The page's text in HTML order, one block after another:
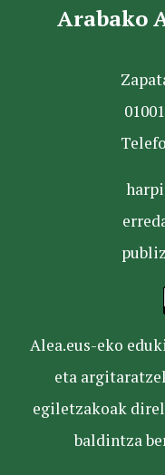
Arabako
Alea.eus-eko
eta
egiletzakoak
baldintza